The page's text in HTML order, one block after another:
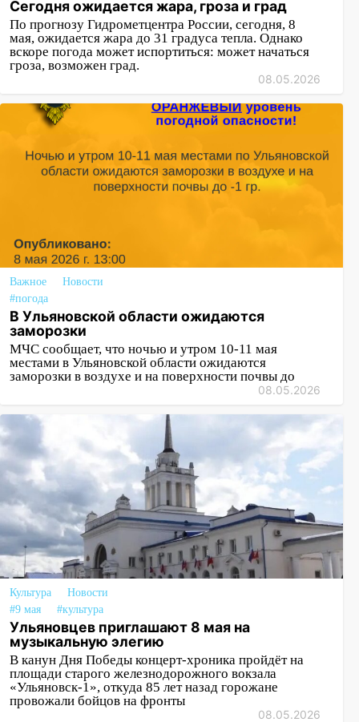
Сегодня ожидается жара, гроза и град
По прогнозу Гидрометцентра России, сегодня, 8
мая, ожидается жара до 31 градуса тепла. Однако
вскоре погода может испортиться: может начаться
гроза, возможен град.
08.05.2026
Важное
Новости
#погода
В Ульяновской области ожидаются
заморозки
МЧС сообщает, что ночью и утром 10-11 мая
местами в Ульяновской области ожидаются
заморозки в воздухе и на поверхности почвы до
08.05.2026
Культура
Новости
#9 мая
#культура
Ульяновцев приглашают 8 мая на
музыкальную элегию
В канун Дня Победы концерт-хроника пройдёт на
площади старого железнодорожного вокзала
«Ульяновск-1», откуда 85 лет назад горожане
провожали бойцов на фронты
08.05.2026